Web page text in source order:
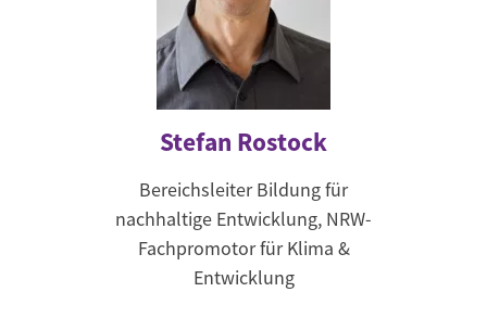
Stefan Rostock
Bereichsleiter Bildung für
nachhaltige Entwicklung, NRW-
Fachpromotor für Klima &
Entwicklung